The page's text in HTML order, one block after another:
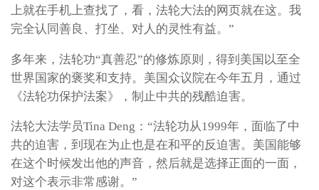
上就在手机上查找了，看，法轮大法的网页就在这。我
完全认同善良、打坐、对人的灵性有益。”
多年来，法轮功“真善忍”的修炼原则，得到美国以至全
世界国家的褒奖和支持。美国众议院在今年五月，通过
《法轮功保护法案》，制止中共的残酷迫害。
法轮大法学员Tina Deng：“法轮功从1999年，面临了中
共的迫害，到现在为止也是在和平的反迫害。美国能够
在这个时候发出他的声音，然后就是选择正面的一面，
对这个表示非常感谢。”